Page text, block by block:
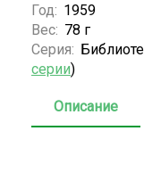
Год: 1959
Вес: 78 г
Серия:
серии)
Описание